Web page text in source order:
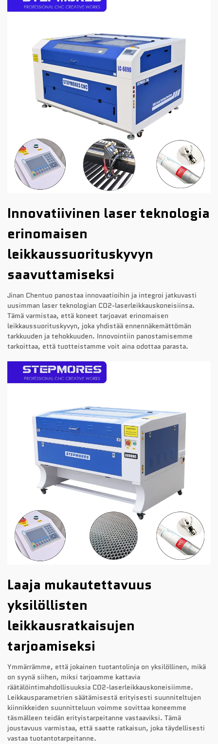
Innovatiivinen laser teknologia
erinomaisen
leikkaussuorituskyvyn
saavuttamiseksi
Jinan Chentuo panostaa innovaatioihin ja integroi jatkuvasti
uusimman laser teknologian CO2-laserleikkauskoneisiinsa.
Tämä varmistaa, että koneet tarjoavat erinomaisen
leikkaussuorituskyvyn, joka yhdistää ennennäkemättömän
tarkkuuden ja tehokkuuden. Innovointiin panostamisemme
tarkoittaa, että tuotteistamme voit aina odottaa parasta.
Laaja mukautettavuus
yksilöllisten
leikkausratkaisujen
tarjoamiseksi
Ymmärrämme, että jokainen tuotantolinja on yksilöllinen, mikä
on syynä siihen, miksi tarjoamme kattavia
räätälöintimahdollisuuksia CO2-laserleikkauskoneisiimme.
Leikkausparametrien säätämisestä erityisesti suunniteltujen
kiinnikkeiden suunnitteluun voimme sovittaa koneemme
täsmälleen teidän erityistarpeitanne vastaaviksi. Tämä
joustavuus varmistaa, että saatte ratkaisun, joka täydellisesti
vastaa tuotantotarpeitanne.